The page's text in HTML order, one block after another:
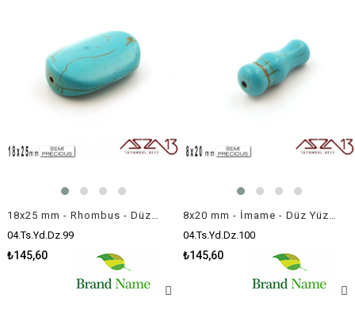
04.Ts.Yd.Dz.99
₺145,60
04.Ts.Yd.Dz.100
₺145,60